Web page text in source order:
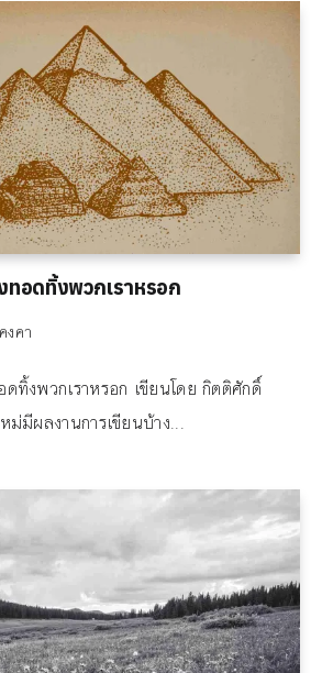
ทอดทิ้งพวกเราหรอก
งคา
ทิ้งพวกเราหรอก เขียนโดย กิตติศักดิ์
ม่มีผลงานการเขียนบ้าง...